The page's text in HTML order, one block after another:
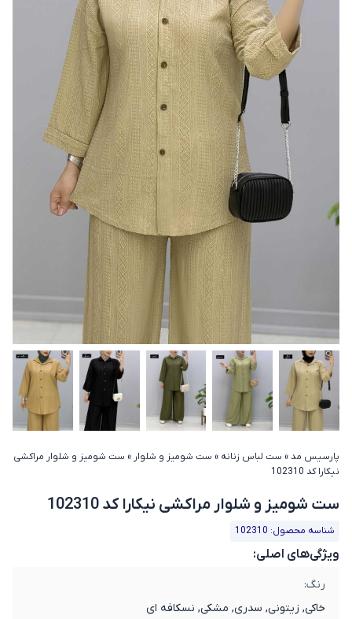
پارسیس مد» ست لباس زنانه » ست شومیز و شلوار » ست شومیز و شلوار مراکشی
نیکارا کد 102310
ست شومیز و شلوار مراکشی نیکارا کد 102310
شناسه محصول: 102310
ویژگی‌های اصلی:
رنگ:
خاکی, زیتونی, سدری, مشکی, نسکافه ای